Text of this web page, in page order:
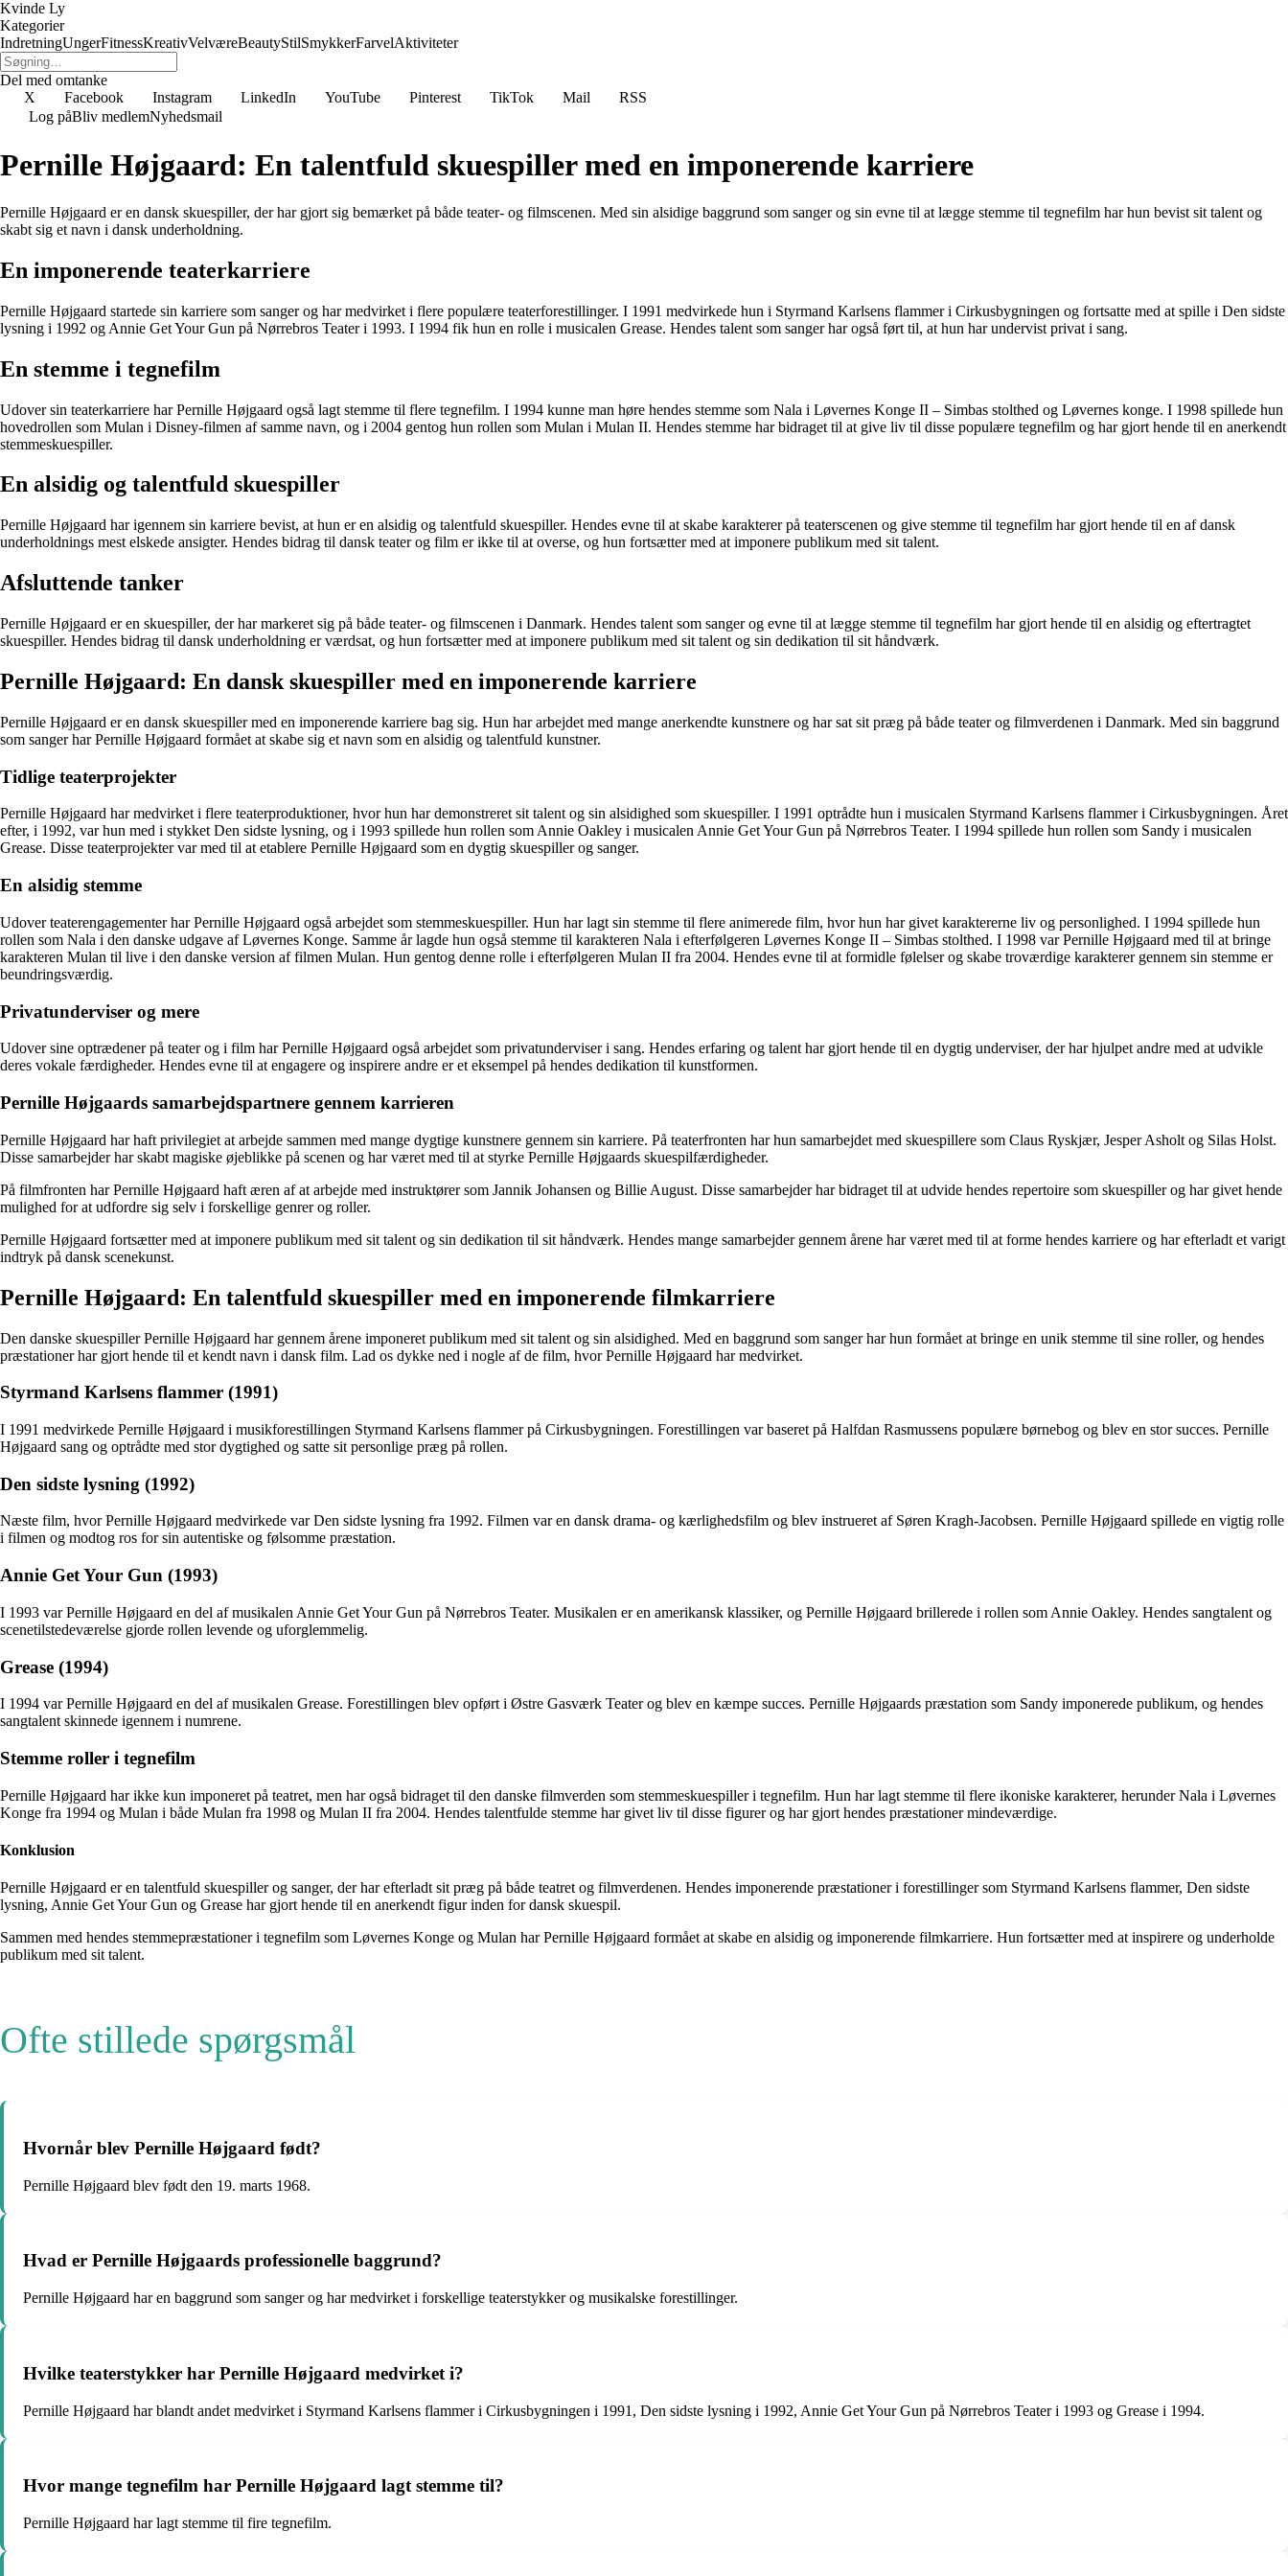
Kvinde Ly
Kategorier
IndretningUngerFitnessKreativVelværeBeautyStilSmykkerFarvelAktiviteter
Del med omtanke
X
Facebook Instagram LinkedIn YouTube Pinterest TikTok Mail
RSS
Log påBliv medlemNyhedsmail
Pernille Højgaard: En talentfuld skuespiller med en imponerende karriere
Pernille Højgaard er en dansk skuespiller, der har gjort sig bemærket på både teater- og filmscenen. Med sin alsidige baggrund som sanger og sin evne til at lægge stemme til tegnefilm har hun bevist sit talent og
skabt sig et navn i dansk underholdning.
En imponerende teaterkarriere
Pernille Højgaard startede sin karriere som sanger og har medvirket i flere populære teaterforestillinger. I 1991 medvirkede hun i Styrmand Karlsens flammer i Cirkusbygningen og fortsatte med at spille i Den sidste
lysning i 1992 og Annie Get Your Gun på Nørrebros Teater i 1993. I 1994 fik hun en rolle i musicalen Grease. Hendes talent som sanger har også ført til, at hun har undervist privat i sang.
En stemme i tegnefilm
Udover sin teaterkarriere har Pernille Højgaard også lagt stemme til flere tegnefilm. I 1994 kunne man høre hendes stemme som Nala i Løvernes Konge II – Simbas stolthed og Løvernes konge. I 1998 spillede hun
hovedrollen som Mulan i Disney-filmen af samme navn, og i 2004 gentog hun rollen som Mulan i Mulan II. Hendes stemme har bidraget til at give liv til disse populære tegnefilm og har gjort hende til en anerkendt
stemmeskuespiller.
En alsidig og talentfuld skuespiller
Pernille Højgaard har igennem sin karriere bevist, at hun er en alsidig og talentfuld skuespiller. Hendes evne til at skabe karakterer på teaterscenen og give stemme til tegnefilm har gjort hende til en af dansk
underholdnings mest elskede ansigter. Hendes bidrag til dansk teater og film er ikke til at overse, og hun fortsætter med at imponere publikum med sit talent.
Afsluttende tanker
Pernille Højgaard er en skuespiller, der har markeret sig på både teater- og filmscenen i Danmark. Hendes talent som sanger og evne til at lægge stemme til tegnefilm har gjort hende til en alsidig og eftertragtet
skuespiller. Hendes bidrag til dansk underholdning er værdsat, og hun fortsætter med at imponere publikum med sit talent og sin dedikation til sit håndværk.
Pernille Højgaard: En dansk skuespiller med en imponerende karriere
Pernille Højgaard er en dansk skuespiller med en imponerende karriere bag sig. Hun har arbejdet med mange anerkendte kunstnere og har sat sit præg på både teater og filmverdenen i Danmark. Med sin baggrund
som sanger har Pernille Højgaard formået at skabe sig et navn som en alsidig og talentfuld kunstner.
Tidlige teaterprojekter
Pernille Højgaard har medvirket i flere teaterproduktioner, hvor hun har demonstreret sit talent og sin alsidighed som skuespiller. I 1991 optrådte hun i musicalen Styrmand Karlsens flammer i Cirkusbygningen. Året
efter, i 1992, var hun med i stykket Den sidste lysning, og i 1993 spillede hun rollen som Annie Oakley i musicalen Annie Get Your Gun på Nørrebros Teater. I 1994 spillede hun rollen som Sandy i musicalen
Grease. Disse teaterprojekter var med til at etablere Pernille Højgaard som en dygtig skuespiller og sanger.
En alsidig stemme
Udover teaterengagementer har Pernille Højgaard også arbejdet som stemmeskuespiller. Hun har lagt sin stemme til flere animerede film, hvor hun har givet karaktererne liv og personlighed. I 1994 spillede hun
rollen som Nala i den danske udgave af Løvernes Konge. Samme år lagde hun også stemme til karakteren Nala i efterfølgeren Løvernes Konge II – Simbas stolthed. I 1998 var Pernille Højgaard med til at bringe
karakteren Mulan til live i den danske version af filmen Mulan. Hun gentog denne rolle i efterfølgeren Mulan II fra 2004. Hendes evne til at formidle følelser og skabe troværdige karakterer gennem sin stemme er
beundringsværdig.
Privatunderviser og mere
Udover sine optrædener på teater og i film har Pernille Højgaard også arbejdet som privatunderviser i sang. Hendes erfaring og talent har gjort hende til en dygtig underviser, der har hjulpet andre med at udvikle
deres vokale færdigheder. Hendes evne til at engagere og inspirere andre er et eksempel på hendes dedikation til kunstformen.
Pernille Højgaards samarbejdspartnere gennem karrieren
Pernille Højgaard har haft privilegiet at arbejde sammen med mange dygtige kunstnere gennem sin karriere. På teaterfronten har hun samarbejdet med skuespillere som Claus Ryskjær, Jesper Asholt og Silas Holst.
Disse samarbejder har skabt magiske øjeblikke på scenen og har været med til at styrke Pernille Højgaards skuespilfærdigheder.
På filmfronten har Pernille Højgaard haft æren af at arbejde med instruktører som Jannik Johansen og Billie August. Disse samarbejder har bidraget til at udvide hendes repertoire som skuespiller og har givet hende
mulighed for at udfordre sig selv i forskellige genrer og roller.
Pernille Højgaard fortsætter med at imponere publikum med sit talent og sin dedikation til sit håndværk. Hendes mange samarbejder gennem årene har været med til at forme hendes karriere og har efterladt et varigt
indtryk på dansk scenekunst.
Pernille Højgaard: En talentfuld skuespiller med en imponerende filmkarriere
Den danske skuespiller Pernille Højgaard har gennem årene imponeret publikum med sit talent og sin alsidighed. Med en baggrund som sanger har hun formået at bringe en unik stemme til sine roller, og hendes
præstationer har gjort hende til et kendt navn i dansk film. Lad os dykke ned i nogle af de film, hvor Pernille Højgaard har medvirket.
Styrmand Karlsens flammer (1991)
I 1991 medvirkede Pernille Højgaard i musikforestillingen Styrmand Karlsens flammer på Cirkusbygningen. Forestillingen var baseret på Halfdan Rasmussens populære børnebog og blev en stor succes. Pernille
Højgaard sang og optrådte med stor dygtighed og satte sit personlige præg på rollen.
Den sidste lysning (1992)
Næste film, hvor Pernille Højgaard medvirkede var Den sidste lysning fra 1992. Filmen var en dansk drama- og kærlighedsfilm og blev instrueret af Søren Kragh-Jacobsen. Pernille Højgaard spillede en vigtig rolle
i filmen og modtog ros for sin autentiske og følsomme præstation.
Annie Get Your Gun (1993)
I 1993 var Pernille Højgaard en del af musikalen Annie Get Your Gun på Nørrebros Teater. Musikalen er en amerikansk klassiker, og Pernille Højgaard brillerede i rollen som Annie Oakley. Hendes sangtalent og
scenetilstedeværelse gjorde rollen levende og uforglemmelig.
Grease (1994)
I 1994 var Pernille Højgaard en del af musikalen Grease. Forestillingen blev opført i Østre Gasværk Teater og blev en kæmpe succes. Pernille Højgaards præstation som Sandy imponerede publikum, og hendes
sangtalent skinnede igennem i numrene.
Stemme roller i tegnefilm
Pernille Højgaard har ikke kun imponeret på teatret, men har også bidraget til den danske filmverden som stemmeskuespiller i tegnefilm. Hun har lagt stemme til flere ikoniske karakterer, herunder Nala i Løvernes
Konge fra 1994 og Mulan i både Mulan fra 1998 og Mulan II fra 2004. Hendes talentfulde stemme har givet liv til disse figurer og har gjort hendes præstationer mindeværdige.
Konklusion
Pernille Højgaard er en talentfuld skuespiller og sanger, der har efterladt sit præg på både teatret og filmverdenen. Hendes imponerende præstationer i forestillinger som Styrmand Karlsens flammer, Den sidste
lysning, Annie Get Your Gun og Grease har gjort hende til en anerkendt figur inden for dansk skuespil.
Sammen med hendes stemmepræstationer i tegnefilm som Løvernes Konge og Mulan har Pernille Højgaard formået at skabe en alsidig og imponerende filmkarriere. Hun fortsætter med at inspirere og underholde
publikum med sit talent.
Ofte stillede spørgsmål
Hvornår blev Pernille Højgaard født?
Pernille Højgaard blev født den 19. marts 1968.
Hvad er Pernille Højgaards professionelle baggrund?
Pernille Højgaard har en baggrund som sanger og har medvirket i forskellige teaterstykker og musikalske forestillinger.
Hvilke teaterstykker har Pernille Højgaard medvirket i?
Pernille Højgaard har blandt andet medvirket i Styrmand Karlsens flammer i Cirkusbygningen i 1991, Den sidste lysning i 1992, Annie Get Your Gun på Nørrebros Teater i 1993 og Grease i 1994.
Hvor mange tegnefilm har Pernille Højgaard lagt stemme til?
Pernille Højgaard har lagt stemme til fire tegnefilm.